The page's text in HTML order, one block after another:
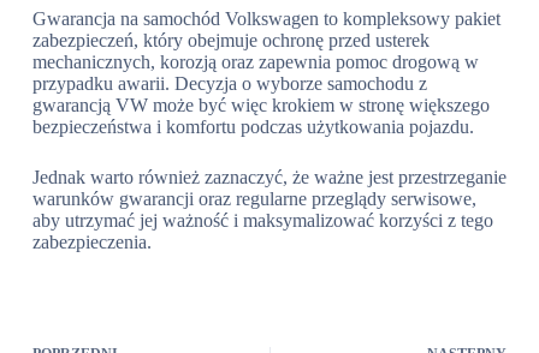
Gwarancja na samochód Volkswagen to kompleksowy pakiet
zabezpieczeń, który obejmuje ochronę przed usterek
mechanicznych, korozją oraz zapewnia pomoc drogową w
przypadku awarii. Decyzja o wyborze samochodu z
gwarancją VW może być więc krokiem w stronę większego
bezpieczeństwa i komfortu podczas użytkowania pojazdu.
Jednak warto również zaznaczyć, że ważne jest przestrzeganie
warunków gwarancji oraz regularne przeglądy serwisowe,
aby utrzymać jej ważność i maksymalizować korzyści z tego
zabezpieczenia.